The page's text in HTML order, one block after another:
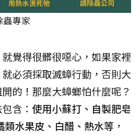
蟲專家
覺得很髒很噁心，如果家裡
必須採取滅蟑行動，否則大
的！那麼大蟑螂怕什麼呢？
含： 使用小蘇打、自製肥皂
類水果皮、白醋、熱水等 ，